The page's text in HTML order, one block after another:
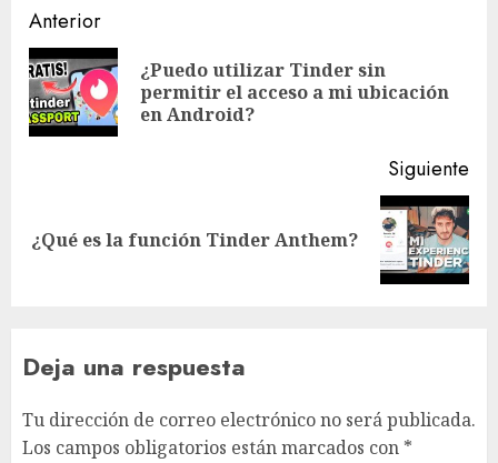
Navegación
de
entradas
Anterior
¿Puedo utilizar Tinder sin
permitir el acceso a mi ubicación
en Android?
Siguiente
Siguiente
¿Qué es la función Tinder Anthem?
Deja una respuesta
Tu dirección de correo electrónico no será publicada.
Los campos obligatorios están marcados con *